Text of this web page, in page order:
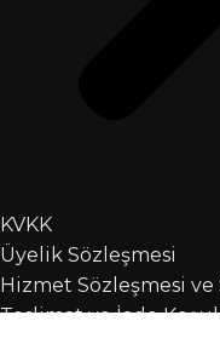
KVKK
Üyelik Sözleşmesi
Hizmet Sözleşmesi ve
Teslimat ve İade